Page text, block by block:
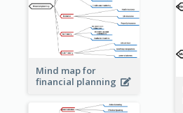
Mind map for
financial planning